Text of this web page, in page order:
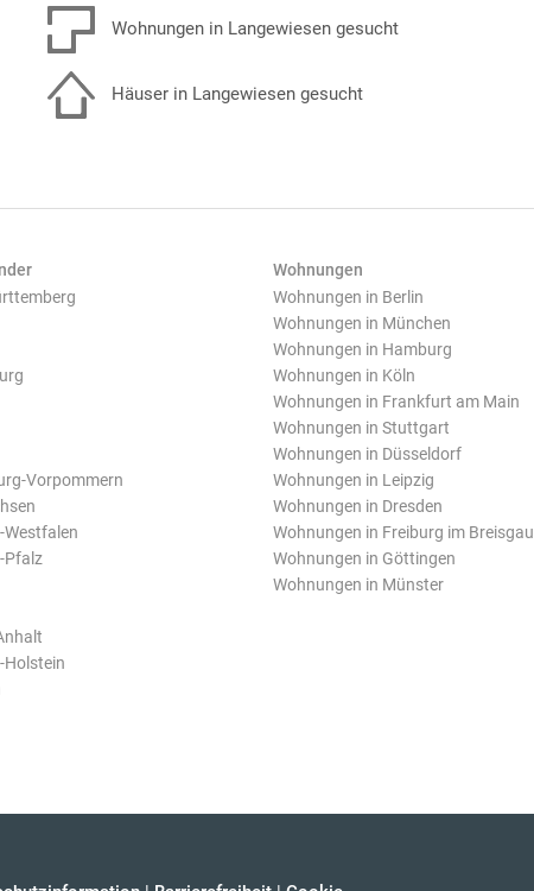
Wohnungen in Langewiesen gesucht
Häuser in Langewiesen gesucht
Vorpommern
Westfalen
Pfalz
Holstein
Wohnungen
Wohnungen in Berlin
Wohnungen in München
Wohnungen in Hamburg
Wohnungen in Köln
Wohnungen in Frankfurt am Main
Wohnungen in Stuttgart
Wohnungen in Düsseldorf
Wohnungen in Leipzig
Wohnungen in Dresden
Wohnungen in Freiburg im Breisgau
Wohnungen in Göttingen
Wohnungen in Münster